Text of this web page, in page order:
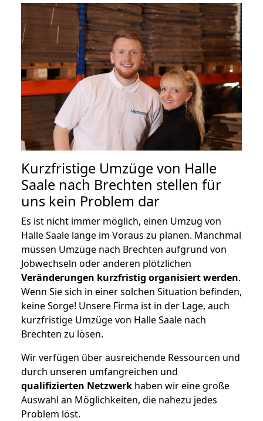
Kurzfristige Umzüge von Halle
Saale nach Brechten stellen für
uns kein Problem dar
Es ist nicht immer möglich, einen Umzug von
Halle Saale lange im Voraus zu planen. Manchmal
müssen Umzüge nach Brechten aufgrund von
Jobwechseln oder anderen plötzlichen
Veränderungen kurzfristig organisiert werden.
Wenn Sie sich in einer solchen Situation befinden,
keine Sorge! Unsere Firma ist in der Lage, auch
kurzfristige Umzüge von Halle Saale nach
Brechten zu lösen.
Wir verfügen über ausreichende Ressourcen und
durch unseren umfangreichen und
qualifizierten Netzwerk haben wir eine große
Auswahl an Möglichkeiten, die nahezu jedes
Problem löst.